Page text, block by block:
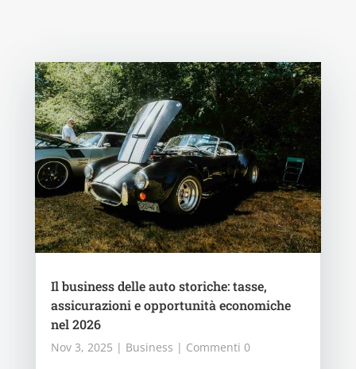
Il business delle auto storiche: tasse,
assicurazioni e opportunità economiche
nel 2026
Nov 3, 2025 | Business | Commenti 0